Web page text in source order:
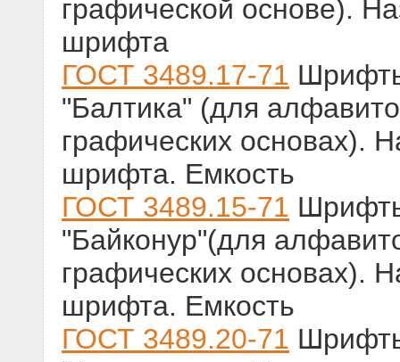
графической основе).
шрифта
ГОСТ 3489.17-71
"Балтика" (для
графических основах).
шрифта. Емкость
ГОСТ 3489.15-71
"Байконур"(для
графических основах).
шрифта. Емкость
ГОСТ 3489.20-71